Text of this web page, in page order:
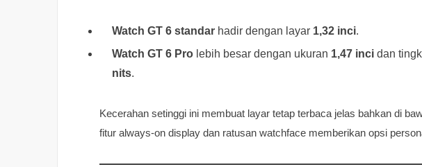
Watch GT 6 standar hadir dengan layar 1,32 inci.
Watch GT 6 Pro lebih besar dengan ukuran 1,47 inci dan
nits.
Kecerahan setinggi ini membuat layar tetap terbaca jelas bahkan di
fitur always-on display dan ratusan watchface memberikan opsi